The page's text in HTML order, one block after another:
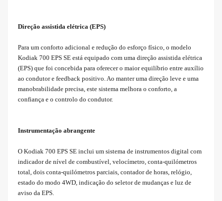
Direção assistida elétrica (EPS)
Para um conforto adicional e redução do esforço físico, o modelo
Kodiak 700 EPS SE está equipado com uma direção assistida elétrica
(EPS) que foi concebida para oferecer o maior equilíbrio entre auxílio
ao condutor e feedback positivo. Ao manter uma direção leve e uma
manobrabilidade precisa, este sistema melhora o conforto, a
confiança e o controlo do condutor.
Instrumentação abrangente
O Kodiak 700 EPS SE inclui um sistema de instrumentos digital com
indicador de nível de combustível, velocímetro, conta-quilómetros
total, dois conta-quilómetros parciais, contador de horas, relógio,
estado do modo 4WD, indicação do seletor de mudanças e luz de
aviso da EPS.